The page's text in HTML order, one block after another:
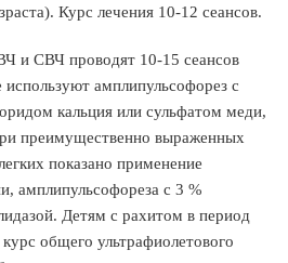
Курс лечения 10-12 сеансов.
и СВЧ проводят 10-15 сеансов
амплипульсофорез с
кальция или сульфатом меди,
преимущественно выраженных
показано применение
амплипульсофореза с 3 %
Детям с рахитом в период
общего ультрафиолетового